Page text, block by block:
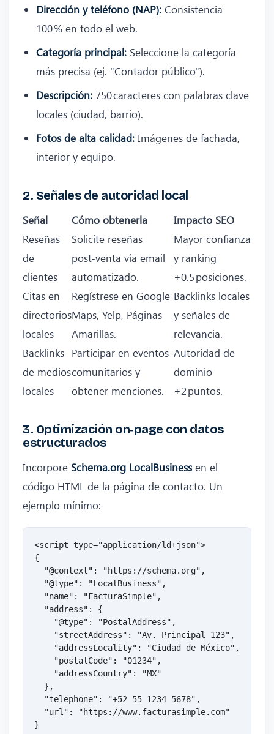
Dirección y teléfono (NAP): Consistencia
100 % en todo el web.
Categoría principal: Seleccione la categoría
más precisa (ej. "Contador público").
Descripción: 750 caracteres con palabras clave
locales (ciudad, barrio).
Fotos de alta calidad: Imágenes de fachada,
interior y equipo.
2. Señales de autoridad local
Señal Cómo obtenerla
Impacto SEO
Reseñas
de
clientes
Solicite reseñas
post‑venta vía email
automatizado.
Mayor confianza
y ranking
+0.5 posiciones.
Citas en
directorios
locales
Regístrese en Google
Maps, Yelp, Páginas
Amarillas.
Backlinks locales
y señales de
relevancia.
Backlinks
de medios
locales
Participar en eventos
comunitarios y
obtener menciones.
Autoridad de
dominio
+2 puntos.
3. Optimización on‑page con datos
estructurados
Incorpore Schema.org LocalBusinessen el
código HTML de la página de contacto. Un
ejemplo mínimo:
<script type="application/ld+json">
{
}